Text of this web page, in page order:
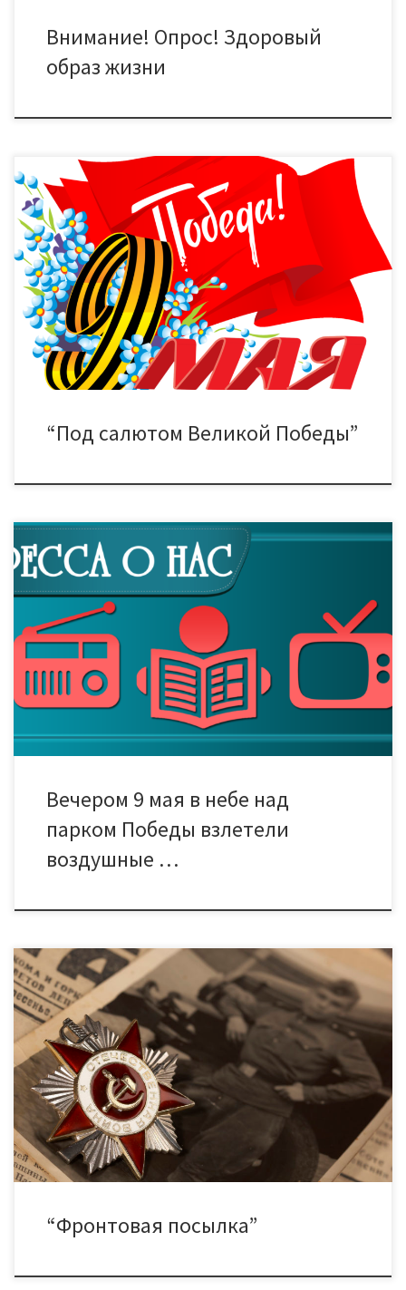
Внимание! Опрос! Здоровый
образ жизни
9 мая с 18:00 до 22:00 в Парке Победы прошла праздничная
программа “Под салютом Великой Победы”. Началась
программа концертом Городского духового оркестра им. В. И.
Агапкина «В шесть часов вечера после войны». Прозвучали
музыкальные произведения и песни 30- 40 годов 20 века,
песни о Великой Отечественной войне. Далее четыре
поколения […]
“Под салютом Великой Победы”
Праздничные программы от лучших самодеятельных и
профессиональных коллективов Тамбова завершила
концертный марафон празднования Дня Победы.
Традиционно площадками для массовых концертов стали
сцены в парке Победы и у здания КДЦ «Мир». В парке Победы
для горожан выступили артисты ДК «Знамя труда». Вокальные
и хореографические коллективы выбрали из своего
репертуара самые трогательные […]
Вечером 9 мая в небе над
парком Победы взлетели
воздушные …
5 мая на патриотической акции “Террритория Победы”,
которая состоялась на уличной площадке перед зданием ДК
торжественно стартовала детская акция «Фронтовая
посылка», где юные участники творческих объединений ДК
отправились в гости к ветеранам Великой Отечественной
войны, чтобы передать им поделки, сделанные
собственными руками и руками мастериц клуба «Тамбовская
вышивка». Образцовый хореографический […]
“Фронтовая посылка”